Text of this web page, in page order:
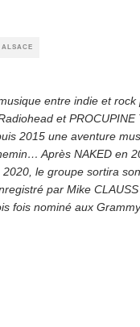
ALSACE
entre indie et
et PROCUPINE
2015 une aventure
Après NAKED en
2020, le groupe sortira
par Mike
fois nominé aux